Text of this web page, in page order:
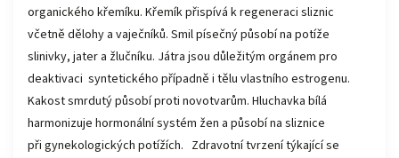
organického křemíku. Křemík přispívá k regeneraci sliznic
včetně dělohy a vaječníků. Smil písečný působí na potíže
slinivky, jater a žlučníku. Játra jsou důležitým orgánem pro
deaktivaci syntetického případně i tělu vlastního estrogenu.
Kakost smrdutý působí proti novotvarům. Hluchavka bílá
harmonizuje hormonální systém žen a působí na sliznice
při gynekologických potížích. Zdravotní tvrzení týkající se